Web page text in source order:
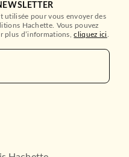
utilisée pour vous envoyer des
Hachette. Vous pouvez
plus d’informations,cliquez ici